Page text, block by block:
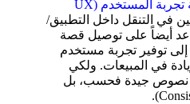
كتابة تجربة المستخدم (UX
في التنقل داخل التطبيق/
أيضاً على توصيل قصة
إلى توفير تجربة مستخدم
في المبيعات. ولكي
نصوص جيدة فحسب، بل